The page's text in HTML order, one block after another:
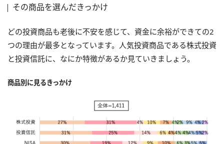
その商品を選んだきっかけ
どの投資商品も老後に不安を感じて、資金に余裕ができての2
つの理由が最多となっています。人気投資商品である株式投資
と投資信託に、なにか特徴があるか見ていきましょう。
商品別に見るきっかけ